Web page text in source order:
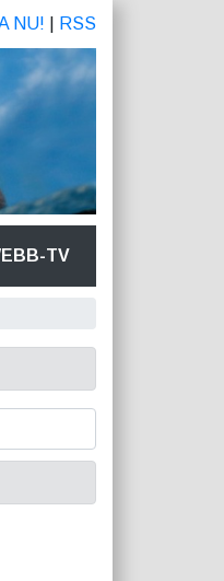
NU! RSS
TV